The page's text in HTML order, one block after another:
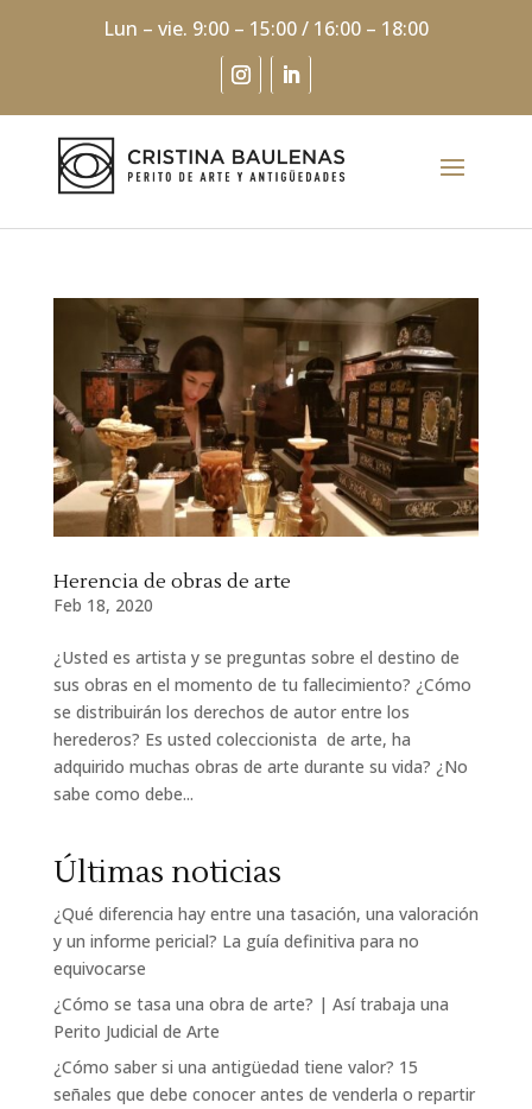
Lun – vie. 9:00 – 15:00 / 16:00 – 18:00
Herencia de obras de arte
Feb 18, 2020
¿Usted es artista y se preguntas sobre el destino de
sus obras en el momento de tu fallecimiento? ¿Cómo
se distribuirán los derechos de autor entre los
herederos? Es usted coleccionista de arte, ha
adquirido muchas obras de arte durante su vida? ¿No
sabe como debe...
Últimas noticias
¿Qué diferencia hay entre una tasación, una valoración
y un informe pericial? La guía definitiva para no
equivocarse
¿Cómo se tasa una obra de arte? | Así trabaja una
Perito Judicial de Arte
¿Cómo saber si una antigüedad tiene valor? 15
señales que debe conocer antes de venderla o repartir